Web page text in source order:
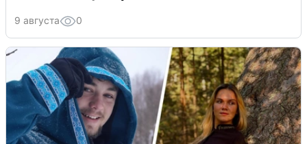
9 августа 0